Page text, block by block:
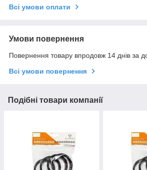
Всі умови оплати
Умови повернення
Повернення товару впродовж 14 днів за
Всі умови повернення
Подібні товари компанії